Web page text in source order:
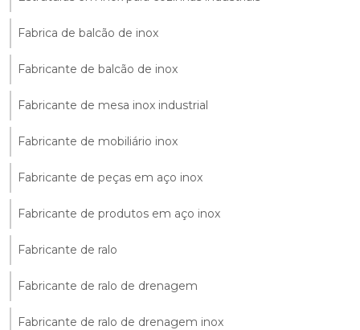
Fabrica de balcão de inox
Fabricante de balcão de inox
Fabricante de mesa inox industrial
Fabricante de mobiliário inox
Fabricante de peças em aço inox
Fabricante de produtos em aço inox
Fabricante de ralo
Fabricante de ralo de drenagem
Fabricante de ralo de drenagem inox